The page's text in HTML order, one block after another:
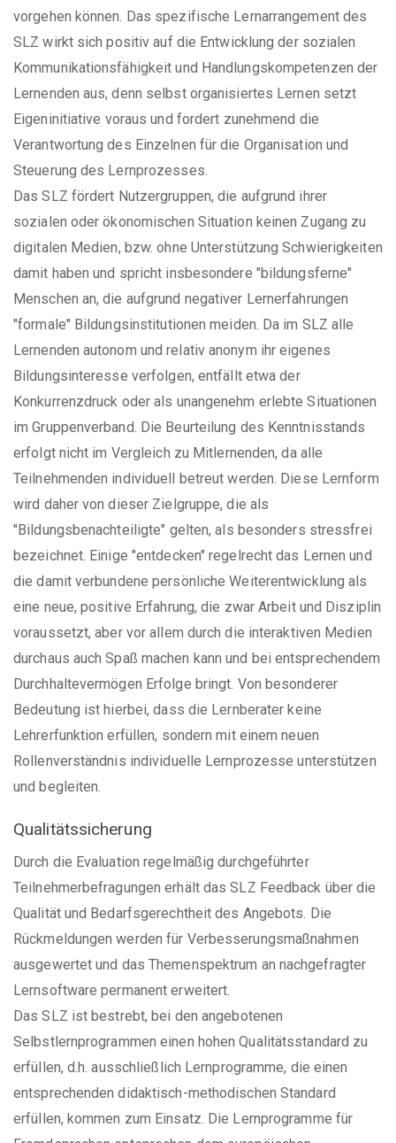
vorgehen können. Das spezifische Lernarrangement des
SLZ wirkt sich positiv auf die Entwicklung der sozialen
Kommunikationsfähigkeit und Handlungskompetenzen der
Lernenden aus, denn selbst organisiertes Lernen setzt
Eigeninitiative voraus und fordert zunehmend die
Verantwortung des Einzelnen für die Organisation und
Steuerung des Lernprozesses.
Das SLZ fördert Nutzergruppen, die aufgrund ihrer
sozialen oder ökonomischen Situation keinen Zugang zu
digitalen Medien, bzw. ohne Unterstützung Schwierigkeiten
damit haben und spricht insbesondere "bildungsferne"
Menschen an, die aufgrund negativer Lernerfahrungen
"formale" Bildungsinstitutionen meiden. Da im SLZ alle
Lernenden autonom und relativ anonym ihr eigenes
Bildungsinteresse verfolgen, entfällt etwa der
Konkurrenzdruck oder als unangenehm erlebte Situationen
im Gruppenverband. Die Beurteilung des Kenntnisstands
erfolgt nicht im Vergleich zu Mitlernenden, da alle
Teilnehmenden individuell betreut werden. Diese Lernform
wird daher von dieser Zielgruppe, die als
"Bildungsbenachteiligte" gelten, als besonders stressfrei
bezeichnet. Einige "entdecken" regelrecht das Lernen und
die damit verbundene persönliche Weiterentwicklung als
eine neue, positive Erfahrung, die zwar Arbeit und Disziplin
voraussetzt, aber vor allem durch die interaktiven Medien
durchaus auch Spaß machen kann und bei entsprechendem
Durchhaltevermögen Erfolge bringt. Von besonderer
Bedeutung ist hierbei, dass die Lernberater keine
Lehrerfunktion erfüllen, sondern mit einem neuen
Rollenverständnis individuelle Lernprozesse unterstützen
und begleiten.
Qualitätssicherung
Durch die Evaluation regelmäßig durchgeführter
Teilnehmerbefragungen erhält das SLZ Feedback über die
Qualität und Bedarfsgerechtheit des Angebots. Die
Rückmeldungen werden für Verbesserungsmaßnahmen
ausgewertet und das Themenspektrum an nachgefragter
Lernsoftware permanent erweitert.
Das SLZ ist bestrebt, bei den angebotenen
Selbstlernprogrammen einen hohen Qualitätsstandard zu
erfüllen, d.h. ausschließlich Lernprogramme, die einen
entsprechenden didaktisch-methodischen Standard
erfüllen, kommen zum Einsatz. Die Lernprogramme für